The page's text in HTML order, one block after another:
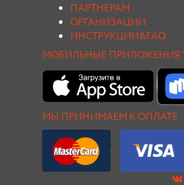
ПАРТНЕРАМ
ОРГАНИЗАЦИИ
ИНСТРУКЦИИ&FAQ
МОБИЛЬНЫЕ ПРИЛОЖЕНИЯ
МЫ ПРИНИМАЕМ К ОПЛАТЕ